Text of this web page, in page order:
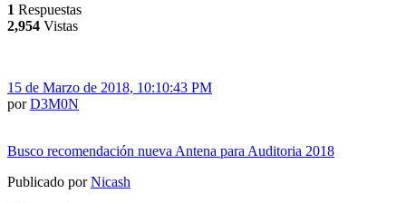
1 Respuestas
2,954 Vistas
15 de Marzo de 2018, 10:10:43 PM
porD3M0N
Busco recomendación nueva Antena para Auditoria 2018
Publicado porNicash